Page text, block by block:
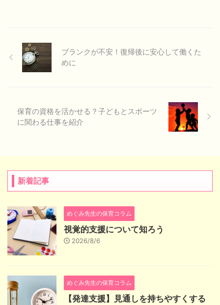
ブランクが不安！復帰後に安心して働くた
めに
保育の資格を活かせる？子どもとスポーツ
に関わる仕事を紹介
新着記事
めぐみ先生の保育コラム
視覚的支援について知ろう
2026/8/6
めぐみ先生の保育コラム
【発達支援】見通しを持ちやすくする